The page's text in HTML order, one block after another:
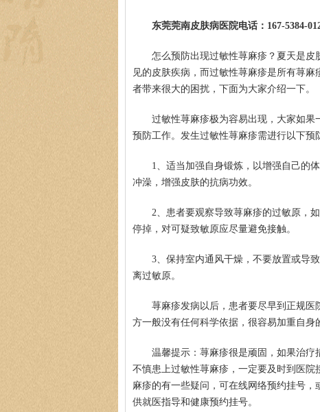
东莞莞南皮肤病医院电话：167-5384-
怎么预防出现过敏性荨麻疹？夏天是
见的皮肤疾病，而过敏性荨麻疹是所有荨
者带来很大的困扰，下面为大家介绍一下。
过敏性荨麻疹极为容易出现，大家如
预防工作。发生过敏性荨麻疹需进行以下预
1、适当加强自身锻炼，以增强自己的
冲澡，增强皮肤的抗病功效。
2、患者要观察导致荨麻疹的过敏原，
停掉，对可疑致敏原应尽量避免接触。
3、保持室内通风干燥，不要放置或导
离过敏原。
荨麻疹发病以后，患者要尽早到正规
方一般没有任何科学依据，很容易加重自身
温馨提示：荨麻疹很是顽固，如果治
不慎患上过敏性荨麻疹，一定要及时到医
麻疹的有一些疑问，可在线网络预约挂号，
供就医指导和健康预约挂号。